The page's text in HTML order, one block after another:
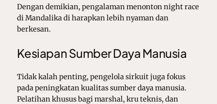
Dengan demikian, pengalaman menonton night race
di Mandalika di harapkan lebih nyaman dan
berkesan.
Kesiapan Sumber Daya Manusia
Tidak kalah penting, pengelola sirkuit juga fokus
pada peningkatan kualitas sumber daya manusia.
Pelatihan khusus bagi marshal, kru teknis, dan